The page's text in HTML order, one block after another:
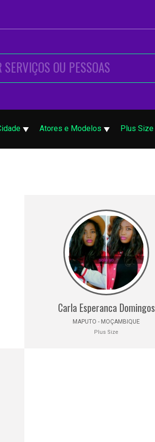
Atores e Modelos Plus Size
Carla Esperanca Domingos
MAPUTO - MOÇAMBIQUE
Plus Size